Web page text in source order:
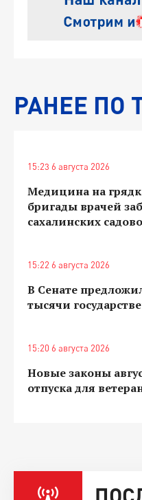
РАНЕЕ ПО
15:23 6 августа 2026
Медицина на
бригады врачей
сахалинских
15:22 6 августа 2026
В Сенате
тысячи
15:20 6 августа 2026
Новые законы
отпуска для